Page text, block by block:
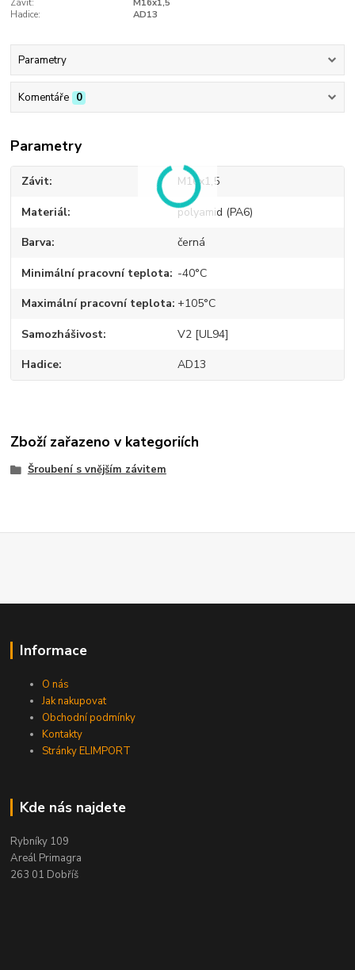
Závit:
M16x1,5
Hadice:
AD13
Parametry
Komentáře 0
Parametry
Závit M16x1,5
Materiál polyamid (PA6)
Barva černá
Minimální pracovní teplota -40°C
Maximální pracovní teplota +105°C
Samozhášivost V2 [UL94]
Hadice AD13
Zboží zařazeno v kategoriích
Šroubení s vnějším závitem
Informace
O nás
Jak nakupovat
Obchodní podmínky
Kontakty
Stránky ELIMPORT
Kde nás najdete
Rybníky 109
Areál Primagra
263 01 Dobříš